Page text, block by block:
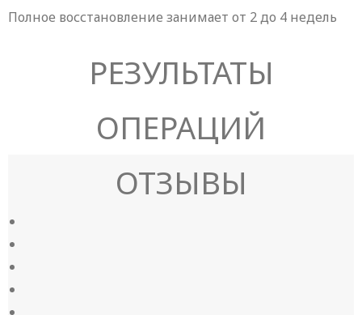
Полное восстановление занимает от 2 до 4 недель
РЕЗУЛЬТАТЫ
ОПЕРАЦИЙ
ОТЗЫВЫ